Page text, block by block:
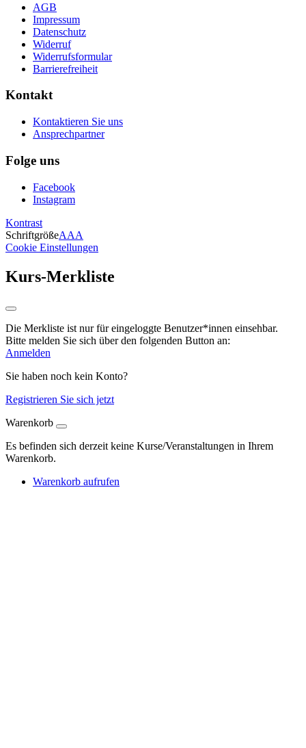
AGB
Impressum
Datenschutz
Widerruf
Widerrufsformular
Barrierefreiheit
Kontakt
Kontaktieren Sie uns
Ansprechpartner
Folge uns
Facebook
Instagram
Kontrast
SchriftgrößeAAA
Cookie Einstellungen
Kurs-Merkliste
Die Merkliste ist nur für eingeloggte Benutzer*innen einsehbar.
Bitte melden Sie sich über den folgenden Button an:
Anmelden
Sie haben noch kein Konto?
Registrieren Sie sich jetzt
Warenkorb
Es befinden sich derzeit keine Kurse/Veranstaltungen in Ihrem
Warenkorb.
Warenkorb aufrufen